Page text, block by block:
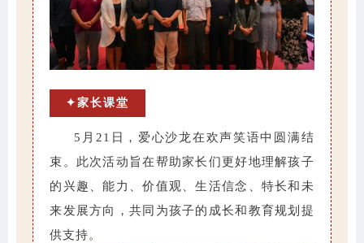
✦家长课堂
5月21日，爱心沙龙在欢声笑语中圆满结
束。此次活动旨在帮助家长们更好地理解孩子
的兴趣、能力、价值观、生活信念、特长和未
来发展方向，共同为孩子的成长和教育规划提
供支持。